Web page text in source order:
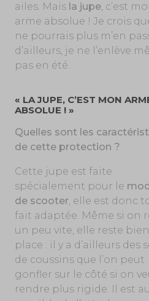
ailes. Mais la jupe, c’est
arme absolue ! Je crois
ne pourrais plus m’en
d’ailleurs, je ne l’enlève
pas en été.
« LA JUPE, C’EST MON
ABSOLUE ! »
Quelles sont les
de cette protection ?
Cette jupe est faite
spécialement pour le
de scooter, elle est donc
fait adaptée. Même si on
un peu vite, elle reste
place : il y a d’ailleurs des
de coussins que l’on peut
gonfler sur le côté si on
rendre plus rigide. Il est